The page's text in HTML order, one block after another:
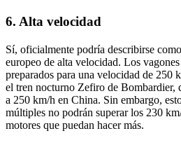
6. Alta velocidad
Sí, oficialmente podría describirse
europeo de alta velocidad. Los
preparados para una velocidad de 250
el tren nocturno Zefiro de Bombardier,
a 250 km/h en China. Sin embargo,
múltiples no podrán superar los 230
motores que puedan hacer más.